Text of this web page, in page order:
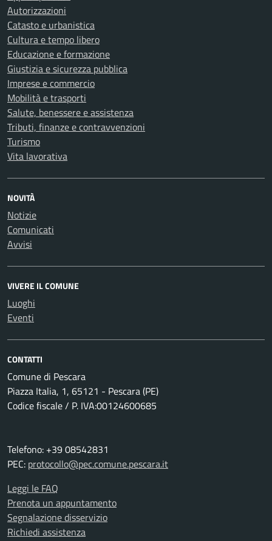
Autorizzazioni
Catasto e urbanistica
Cultura e tempo libero
Educazione e formazione
Giustizia e sicurezza pubblica
Imprese e commercio
Mobilità e trasporti
Salute, benessere e assistenza
Tributi, finanze e contravvenzioni
Turismo
Vita lavorativa
NOVITÀ
Notizie
Comunicati
Avvisi
VIVERE IL COMUNE
Luoghi
Eventi
CONTATTI
Comune di Pescara
Piazza Italia, 1, 65121 - Pescara (PE)
Codice fiscale / P. IVA:00124600685
Telefono: +39 08542831
PEC: protocollo@pec.comune.pescara.it
Leggi le FAQ
Prenota un appuntamento
Segnalazione disservizio
Richiedi assistenza